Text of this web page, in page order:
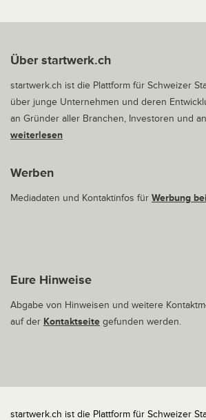
Über startwerk.ch
startwerk.ch ist die Plattform für Schweizer
über junge Unternehmen und deren
an Gründer aller Branchen, Investoren und
weiterlesen
Werben
Mediadaten und Kontaktinfos für Werbung
Eure Hinweise
Abgabe von Hinweisen und weitere
auf der Kontaktseite gefunden werden.
startwerk.ch ist die Plattform für Schweizer